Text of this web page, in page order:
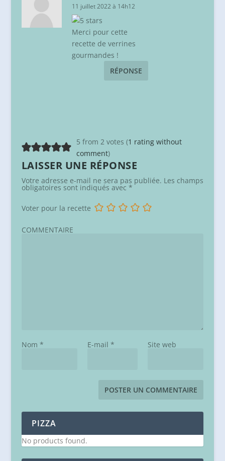
11 juillet 2022 à 14h12
Merci pour cette
recette de verrines
gourmandes !
RÉPONSE
5 from 2 votes (1 rating without
comment)
LAISSER UNE RÉPONSE
Votre adresse e-mail ne sera pas publiée. Les champs
obligatoires sont indiqués avec *
Voter pour la recette
COMMENTAIRE
Nom * E-mail * Site web
PIZZA
No products found.